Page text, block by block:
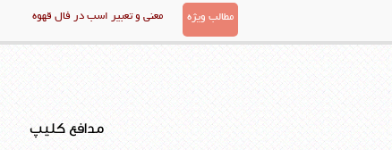
مطالب ویژه معنی و تعبیر اسب در فال قهوه
مدافع کلیپ